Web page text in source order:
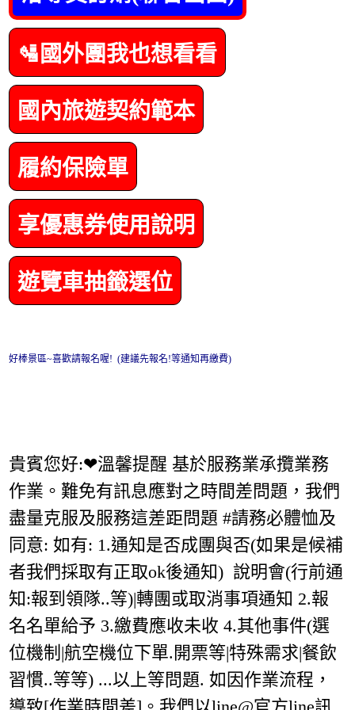
🛂國外團我也想看看
國內旅遊契約範本
履約保險單
享優惠券使用說明
遊覽車抽籤選位
好棒景區~喜歡請報名喔! (建議先報名!等通知再繳費)
貴賓您好:❤溫馨提醒 基於服務業承攬業務
作業。難免有訊息應對之時間差問題，我們
盡量克服及服務這差距問題 #請務必體恤及
同意: 如有: 1.通知是否成團與否(如果是候補
者我們採取有正取ok後通知) 說明會(行前通
知:報到領隊..等)|轉團或取消事項通知 2.報
名名單給予 3.繳費應收未收 4.其他事件(選
位機制|航空機位下單.開票等|特殊需求|餐飲
習慣..等等) ...以上等問題. 如因作業流程，